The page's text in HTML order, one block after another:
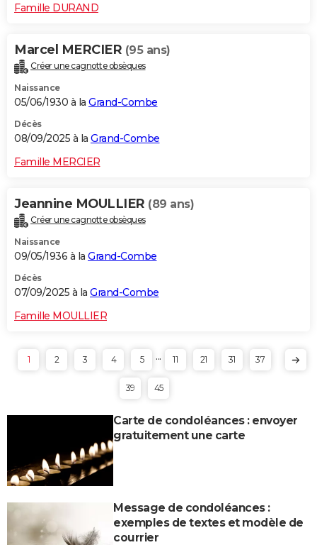
Famille DURAND
Marcel MERCIER (95 ans)
Créer une cagnotte obsèques
Naissance
05/06/1930 à la Grand-Combe
Décès
08/09/2025 à la Grand-Combe
Famille MERCIER
Jeannine MOULLIER (89 ans)
Créer une cagnotte obsèques
Naissance
09/05/1936 à la Grand-Combe
Décès
07/09/2025 à la Grand-Combe
Famille MOULLIER
1 2 3 4 5 ... 11 21 31 37
39 45
Carte de condoléances : envoyer
gratuitement une carte
Message de condoléances :
exemples de textes et modèle de
courrier